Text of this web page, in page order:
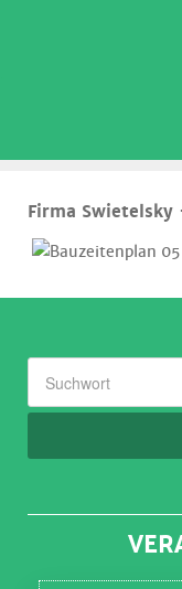
Firma